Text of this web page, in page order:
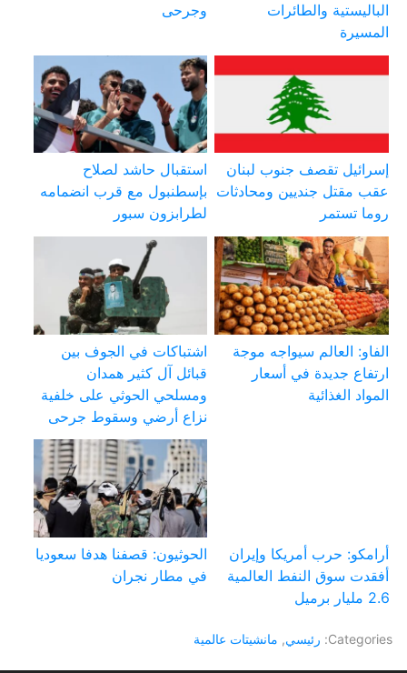
الباليستية والطائرات
المسيرة
وجرحى
إسرائيل تقصف جنوب لبنان
عقب مقتل جنديين ومحادثات
روما تستمر
استقبال حاشد لصلاح
بإسطنبول مع قرب انضمامه
لطرابزون سبور
الفاو: العالم سيواجه موجة
ارتفاع جديدة في أسعار
المواد الغذائية
اشتباكات في الجوف بين
قبائل آل كثير همدان
ومسلحي الحوثي على خلفية
نزاع أرضي وسقوط جرحى
أرامكو: حرب أمريكا وإيران
أفقدت سوق النفط العالمية
2.6 مليار برميل
الحوثيون: قصفنا هدفا سعوديا
في مطار نجران
Categories: رئيسي, مانشيتات عالمية